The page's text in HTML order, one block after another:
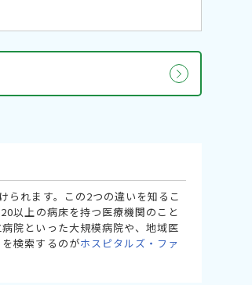
られます。この2つの違いを知るこ
以上の病床を持つ医療機関のこと
院といった大規模病院や、地域医
検索するのがホスピタルズ・ファ